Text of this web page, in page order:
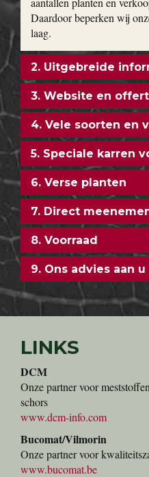
Daardoor beperken wij
laag.
2. Uitgebreide
3. Website en
4. Vele soorten en
5. Speciale karren
6. Verse planten
7. Direct
8. Voorraad
9. Ons advies aan u
LINKS
DCM
Onze partner voor
schors
www.dcm-info.com
Bucomat/Vilmorin
Onze partner voor
www.bucomat.be